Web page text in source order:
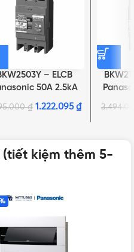
– ELCB
50A 2.5kA
30mA
₫ 1.222.095 ₫
kiệm thêm 5-